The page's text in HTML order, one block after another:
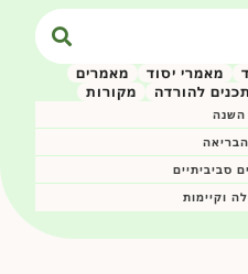
מאמרי יסוד
מאמרים
תכנים להורדה מקורות
השנה
סביביתיים
וקיימות